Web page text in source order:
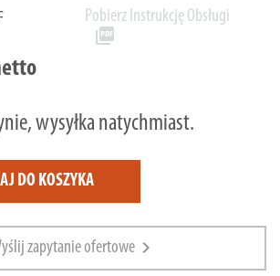
Pobierz Instrukcję Obsługi
picture_as_pdf
wysyłka natychmiast.
DO KOSZYKA
zapytanie ofertowe chevron_right